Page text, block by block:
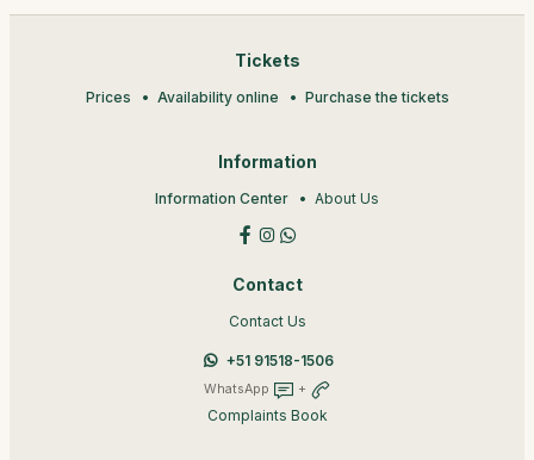
Tickets
Prices Availability online Purchase the tickets
Information
Information Center About Us
Contact
Contact Us
+51 91518-1506
WhatsApp +
Complaints Book